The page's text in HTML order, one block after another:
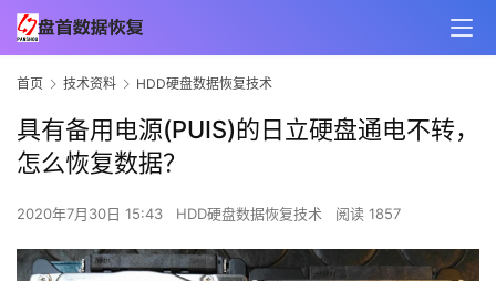
首页 技术资料 HDD硬盘数据恢复技术
具有备用电源(PUIS)的日立硬盘通电不转，
怎么恢复数据？
2020年7月30日 15:43 HDD硬盘数据恢复技术 阅读 1857